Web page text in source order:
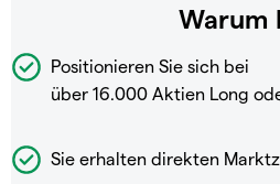
Warum
Positionieren Sie sich bei
über 16.000 Aktien Long
Sie erhalten direkten